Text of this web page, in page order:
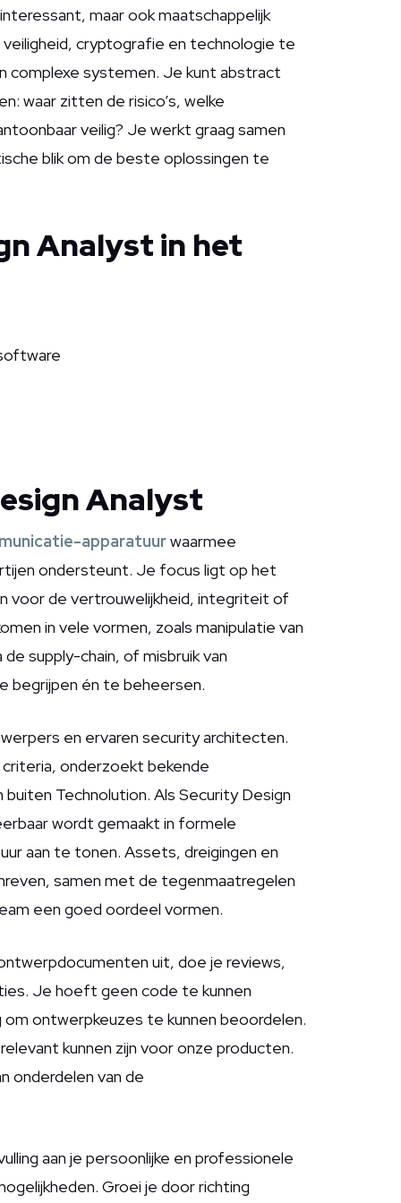
maar ook maatschappelijk
cryptografie en technologie te
complexe systemen. Je kunt abstract
waar zitten de risico’s, welke
veilig? Je werkt graag samen
blik om de beste oplossingen te
Analyst in het
Analyst
apparatuurwaarmee
ondersteunt. Je focus ligt op het
voor de vertrouwelijkheid, integriteit of
in vele vormen, zoals manipulatie van
supply-chain, of misbruik van
begrijpen én te beheersen.
en ervaren security architecten.
onderzoekt bekende
Technolution. Als Security Design
wordt gemaakt in formele
aan te tonen. Assets, dreigingen en
samen met de tegenmaatregelen
een goed oordeel vormen.
uit, doe je reviews,
Je hoeft geen code te kunnen
ontwerpkeuzes te kunnen beoordelen.
kunnen zijn voor onze producten.
onderdelen van de
aan je persoonlijke en professionele
Groei je door richting